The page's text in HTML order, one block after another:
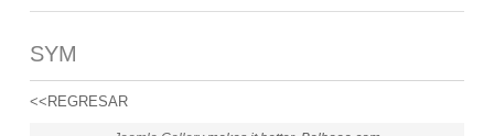
SYM
<<REGRESAR